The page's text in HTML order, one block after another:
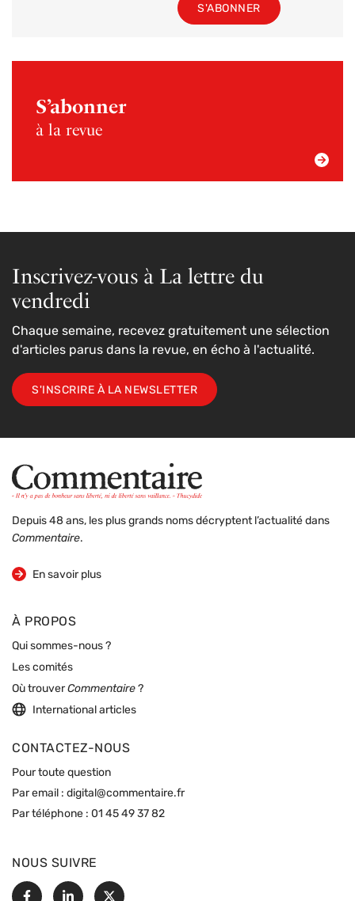
S'ABONNER
S’abonner
à la revue
Inscrivez-vous à La lettre du
vendredi
Chaque semaine, recevez gratuitement une sélection
d'articles parus dans la revue, en écho à l'actualité.
S'INSCRIRE À LA NEWSLETTER
Depuis 48 ans, les plus grands noms décryptent l’actualité dans
Commentaire.
En savoir plus
sur la revue
À PROPOS
Qui sommes-nous ?
Les comités
Où trouverCommentaire ?
International articles
CONTACTEZ-NOUS
Pour toute question
Par email : digital@commentaire.fr
Par téléphone : 01 45 49 37 82
NOUS SUIVRE